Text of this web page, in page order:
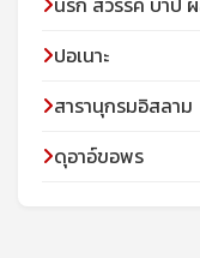
ปอเนาะ
สารานุกรมอิสลาม
ดุอาอ์ขอพร